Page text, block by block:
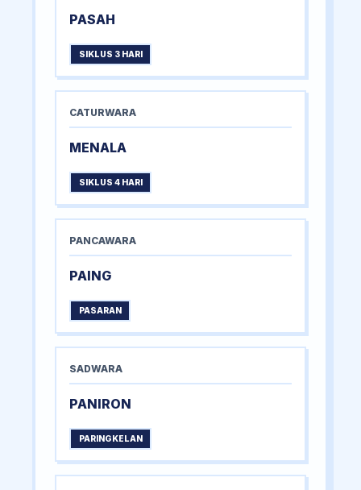
PASAH
SIKLUS 3 HARI
CATURWARA
MENALA
SIKLUS 4 HARI
PANCAWARA
PAING
PASARAN
SADWARA
PANIRON
PARINGKELAN